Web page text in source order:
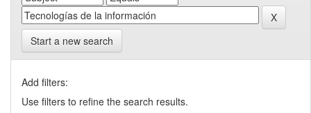
Start a new search
Add filters:
Use filters to refine the search results.